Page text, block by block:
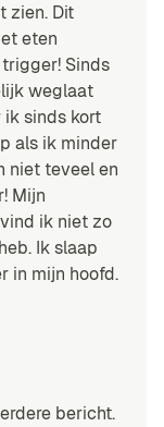
zien. Dit
eten
Sinds
weglaat
sinds kort
als ik minder
niet teveel en
Mijn
ik niet zo
Ik slaap
in mijn hoofd.
bericht.